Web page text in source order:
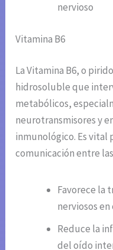
nervioso
Vitamina B6
La Vitamina B6, o
hidrosoluble que
metabólicos,
neurotransmisores y
inmunológico. Es vital
comunicación entre
Favorece la
nerviosos
Reduce la
del oído